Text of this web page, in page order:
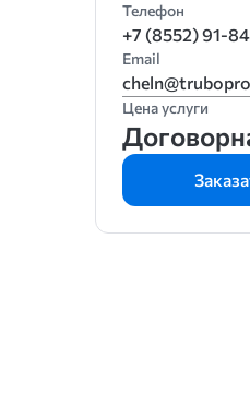
Телефон
+7 (8552) 91-
Email
Цена услуги